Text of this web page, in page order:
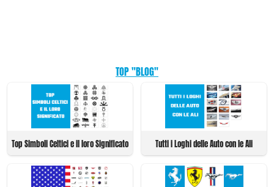
TOP "BLOG"
Top Simboli Celtici e il loro Significato Tutti i Loghi delle Auto con le Ali